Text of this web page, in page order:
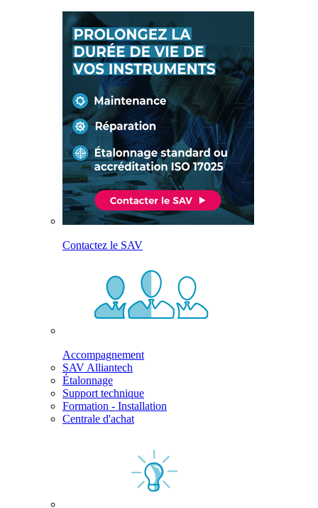
Contactez le SAV
Accompagnement
SAV Alliantech
Étalonnage
Support technique
Formation - Installation
Centrale d'achat